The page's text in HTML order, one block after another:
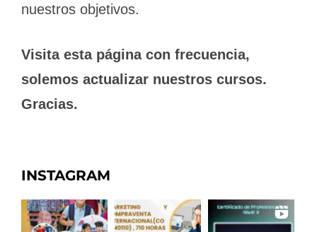
nuestros objetivos.
Visita esta página con frecuencia,
solemos actualizar nuestros cursos.
Gracias.
INSTAGRAM